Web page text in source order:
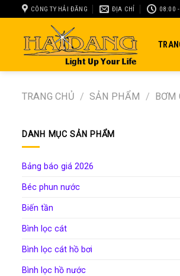
to
CÔNG TY HẢI ĐĂNG ĐỊA CHỈ 08:00
TRANG CHỦ / SẢN PHẨM / BƠM
DANH MỤC SẢN PHẨM
Bảng báo giá 2026
Béc phun nước
Biến tần
Bình lọc cát
Bình lọc cát hồ bơi
Bình lọc hồ nước